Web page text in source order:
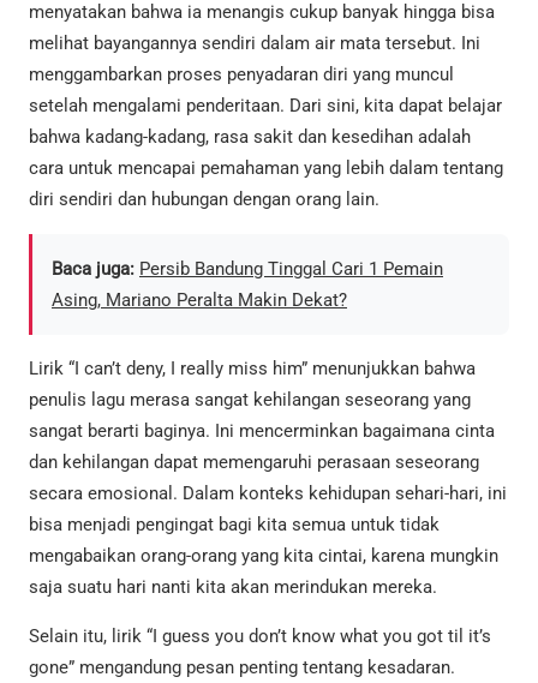
menyatakan bahwa ia menangis cukup banyak hingga bisa
melihat bayangannya sendiri dalam air mata tersebut. Ini
menggambarkan proses penyadaran diri yang muncul
setelah mengalami penderitaan. Dari sini, kita dapat belajar
bahwa kadang-kadang, rasa sakit dan kesedihan adalah
cara untuk mencapai pemahaman yang lebih dalam tentang
diri sendiri dan hubungan dengan orang lain.
Baca juga: Persib Bandung Tinggal Cari 1 Pemain
Asing, Mariano Peralta Makin Dekat?
Lirik “I can’t deny, I really miss him” menunjukkan bahwa
penulis lagu merasa sangat kehilangan seseorang yang
sangat berarti baginya. Ini mencerminkan bagaimana cinta
dan kehilangan dapat memengaruhi perasaan seseorang
secara emosional. Dalam konteks kehidupan sehari-hari, ini
bisa menjadi pengingat bagi kita semua untuk tidak
mengabaikan orang-orang yang kita cintai, karena mungkin
saja suatu hari nanti kita akan merindukan mereka.
Selain itu, lirik “I guess you don’t know what you got til it’s
gone” mengandung pesan penting tentang kesadaran.